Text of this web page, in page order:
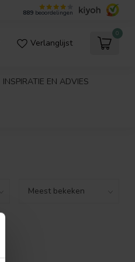
889 beoordelingen
Verlanglijst
0
INSPIRATIE EN ADVIES